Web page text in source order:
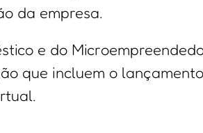
da empresa.
e do
que incluem o lançamento